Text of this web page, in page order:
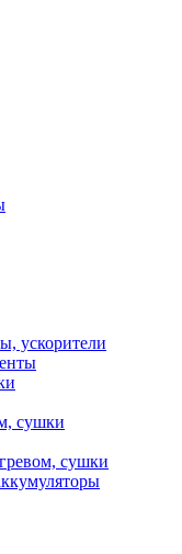
ускорители
сушки
сушки